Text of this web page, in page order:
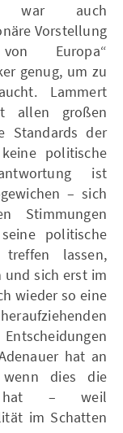
war auch
Vorstellung
Europa“
genug, um zu
Lammert
allen großen
Standards der
politische
ist
– sich
Stimmungen
politische
lassen,
und sich erst im
wieder so eine
hat an
dies die
hat – weil
im Schatten